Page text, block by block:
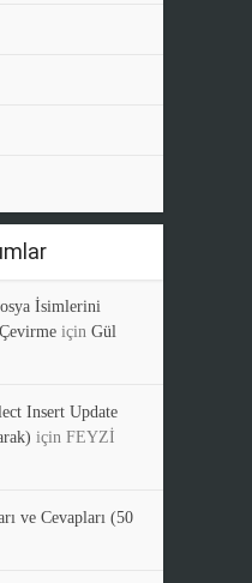
İsimlerini
için Gül
Insert Update
için FEYZİ
ve Cevapları (50